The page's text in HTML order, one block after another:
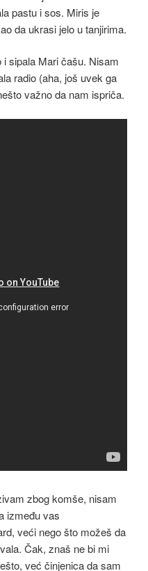
pastu i sos. Miris je
da ukrasi jelo u tanjirima.
sipala Mari čašu. Nisam
radio (aha, još uvek ga
važno da nam ispriča.
zbog komše, nisam
između vas
veći nego što možeš da
Čak, znaš ne bi mi
već činjenica da sam